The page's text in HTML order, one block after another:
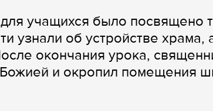
учащихся было посвящено
узнали об устройстве
окончания урока,
и окропил помещения